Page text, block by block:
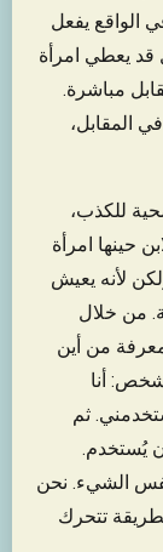
الواقع يفعل
يعطي امرأة
مباشرة.
المقابل،
للكذب،
حينها امرأة
لأنه يعيش
من خلال
معرفة من أين
أنا
ثم
يُستخدم.
نفس الشيء. نحن
تتحرك